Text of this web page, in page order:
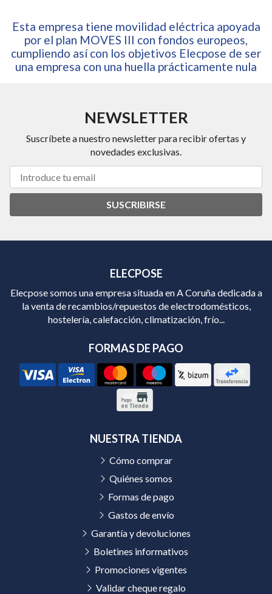
Esta empresa tiene movilidad eléctrica apoyada
por el plan MOVES III con fondos europeos,
cumpliendo así con los objetivos Elecpose de ser
una empresa con una huella prácticamente nula
NEWSLETTER
Suscríbete a nuestro newsletter para recibir ofertas y
novedades exclusivas.
SUSCRIBIRSE
ELECPOSE
Elecpose somos una empresa situada en A Coruña dedicada a
la venta de recambios/repuestos de electrodomésticos,
hostelería, calefacción, climatización, frío...
FORMAS DE PAGO
NUESTRA TIENDA
Cómo comprar
Quiénes somos
Formas de pago
Gastos de envío
Garantía y devoluciones
Boletines informativos
Promociones vigentes
Validar cheque regalo